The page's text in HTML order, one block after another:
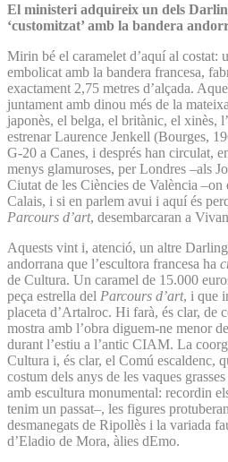
El ministeri adquireix un dels
‘customitzat’ amb la bandera
Mirin bé el caramelet d’aquí al costat:
embolicat amb la bandera francesa,
exactament 2,75 metres d’alçada.
juntament amb dinou més de la
japonès, el belga, el britànic, el xinès,
estrenar Laurence Jenkell (Bourges,
G-20 a Canes, i després han circulat,
menys glamuroses, per Londres –als
Ciutat de les Ciències de València –on
Calais, i si en parlem avui i aquí és
Parcours d’art, desembarcaran a
Aquests vint i, atenció, un altre
andorrana que l’escultora francesa ha
de Cultura. Un caramel de 15.000
peça estrella del Parcours d’art, i que
placeta d’Artalroc. Hi farà, és clar, de
mostra amb l’obra diguem-ne menor
durant l’estiu a l’antic CIAM. La
Cultura i, és clar, el Comú escaldenc,
costum dels anys de les vaques
amb escultura monumental: recordin
tenim un passat–, les figures
desmanegats de Ripollès i la variada
d’Eladio de Mora, àlies dEmo.